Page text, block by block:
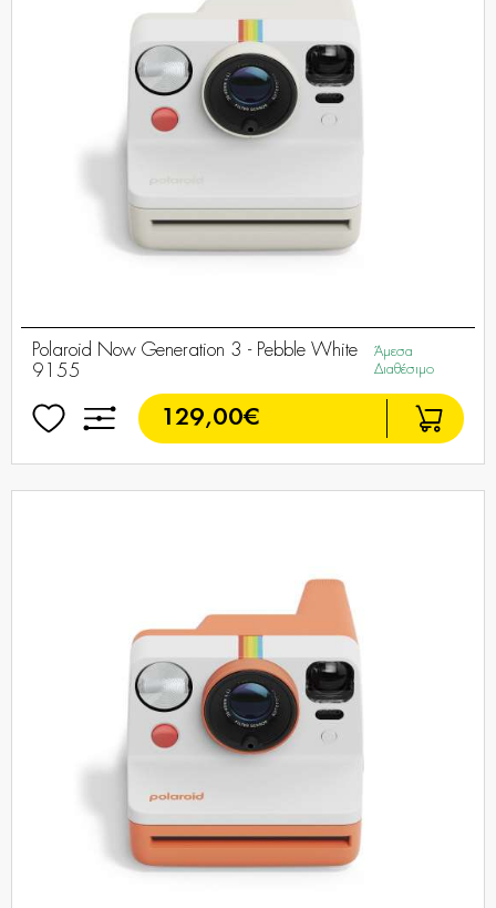
Polaroid Now Generation 3 - Pebble White
9155
Άμεσα
Διαθέσιμο
129,00€